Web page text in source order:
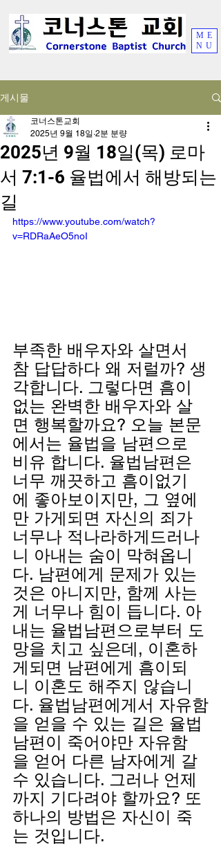
ME
NU
게시물
2025년 9월 18일(목) 로마
서 7:1-6 율법에서 해방되는
길
코너스톤교회
2025년 9월 18일 2분 분량
https://www.youtube.com/watch?
v=RDRaAeO5noI
부족한 배우자와 살면서
참 답답하다 왜 저럴까? 생
각합니다. 그렇다면 흠이
없는 완벽한 배우자와 살
면 행복할까요? 오늘 본문
에서는 율법을 남편으로
비유 합니다. 율법남편은
너무 깨끗하고 흠이없기
에 좋아보이지만, 그 옆에
만 가게되면 자신의 죄가
너무나 적나라하게드러나
니 아내는 숨이 막혀옵니
다. 남편에게 문제가 있는
것은 아니지만, 함께 사는
게 너무나 힘이 듭니다. 아
내는 율법남편으로부터 도
망을 치고 싶은데, 이혼하
게되면 남편에게 흠이되
니 이혼도 해주지 않습니
다. 율법남편에게서 자유함
을 얻을 수 있는 길은 율법
남편이 죽어야만 자유함
을 얻어 다른 남자에게 갈
수 있습니다. 그러나 언제
까지 기다려야 할까요? 또
하나의 방법은 자신이 죽
는 것입니다.